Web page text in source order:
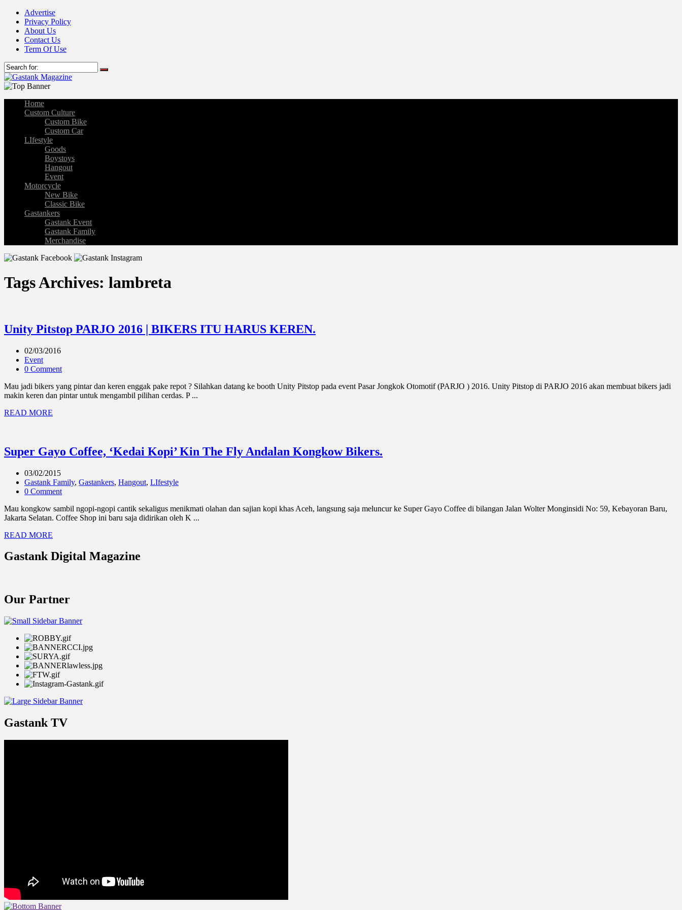
Advertise
Privacy Policy
About Us
Contact Us
Term Of Use
Home
Custom Culture
Custom Bike
Custom Car
LIfestyle
Goods
Boystoys
Hangout
Event
Motorcycle
New Bike
Classic Bike
Gastankers
Gastank Event
Gastank Family
Merchandise
Tags Archives: lambreta
Unity Pitstop PARJO 2016 | BIKERS ITU HARUS KEREN.
02/03/2016
Event
0 Comment
Mau jadi bikers yang pintar dan keren enggak pake repot ? Silahkan datang ke booth Unity Pitstop pada event Pasar Jongkok Otomotif (PARJO ) 2016. Unity Pitstop di PARJO 2016 akan membuat bikers jadi
makin keren dan pintar untuk mengambil pilihan cerdas. P ...
READ MORE
Super Gayo Coffee, ‘Kedai Kopi’ Kin The Fly Andalan Kongkow Bikers.
03/02/2015
Gastank Family, Gastankers, Hangout, LIfestyle
0 Comment
Mau kongkow sambil ngopi-ngopi cantik sekaligus menikmati olahan dan sajian kopi khas Aceh, langsung saja meluncur ke Super Gayo Coffee di bilangan Jalan Wolter Monginsidi No: 59, Kebayoran Baru,
Jakarta Selatan. Coffee Shop ini baru saja didirikan oleh K ...
READ MORE
Gastank Digital Magazine
Our Partner
Gastank TV